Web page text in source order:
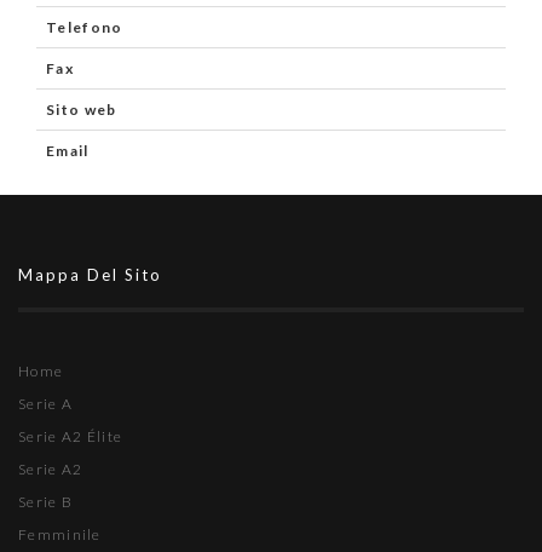
Telefono
Fax
Sito web
Email
Mappa Del Sito
Home
Serie A
Serie A2 Élite
Serie A2
Serie B
Femminile